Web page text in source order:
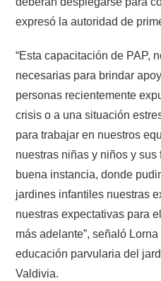
expresó la autoridad de
“Esta capacitación de PAP,
necesarias para brindar
personas recientemente
crisis o a una situación
para trabajar en nuestros
nuestras niñas y niños y
buena instancia, donde
jardines infantiles nuestras
nuestras expectativas para
más adelante”, señaló
educación parvularia del
Valdivia.